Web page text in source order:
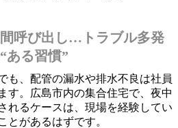
呼び出し…トラブル多発
ある習慣”
も、配管の漏水や排水不良は社員
す。広島市内の集合住宅で、夜中
れるケースは、現場を経験してい
とがあるはずです。